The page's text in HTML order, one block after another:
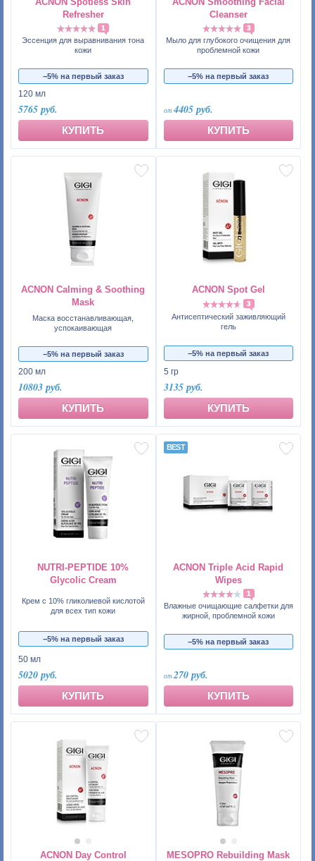
Refresher
1
Эссенция для выравнивания тона
кожи
−5% на первый заказ
120 мл
5765 руб.
КУПИТЬ
Cleanser
3
Мыло для глубокого очищения для
проблемной кожи
−5% на первый заказ
4405 руб.
КУПИТЬ
ACNON Calming & Soothing
Mask
Маска восстанавливающая,
успокаивающая
−5% на первый заказ
200 мл
10803 руб.
КУПИТЬ
ACNON Spot Gel
3
Антисептический заживляющий
гель
−5% на первый заказ
5 гр
3135 руб.
КУПИТЬ
NUTRI-PEPTIDE 10%
Glycolic Cream
Крем с 10% гликолиевой кислотой
для всех тип кожи
−5% на первый заказ
50 мл
5020 руб.
КУПИТЬ
ACNON Triple Acid Rapid
Wipes
1
Влажные очищающие салфетки для
жирной, проблемной кожи
−5% на первый заказ
270 руб.
КУПИТЬ
ACNON Day Control
MESOPRO Rebuilding Mask